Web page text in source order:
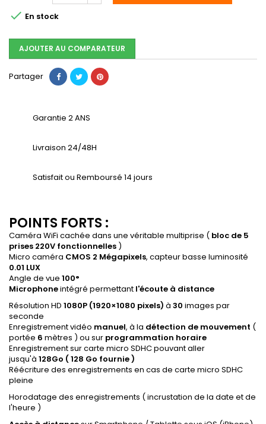
 En stock
AJOUTER AU COMPARATEUR
Partager
Garantie 2 ANS
Livraison 24/48H
Satisfait ou Remboursé 14 jours
POINTS FORTS :
Caméra WiFi cachée dans une véritable multiprise ( bloc de 5
prises 220V fonctionnelles )
Micro caméra CMOS 2 Mégapixels, capteur basse luminosité
0.01 LUX
Angle de vue 100°
Microphoneintégré permettant l'écoute à distance
Résolution HD 1080P (1920×1080 pixels) à 30 images par
seconde
Enregistrement vidéo manuel, à la détection de mouvement (
portée 6 mètres ) ou sur programmation horaire
Enregistrement sur carte micro SDHC pouvant aller
jusqu'à 128Go ( 128 Go fournie )
Réécriture des enregistrements en cas de carte micro SDHC
pleine
Horodatage des enregistrements ( incrustation de la date et de
l'heure )